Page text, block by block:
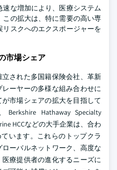
な増加により、医療システム
この拡大は、特に需要の高い専
スクへのエクスポージャーを
市場シェア
された多国籍保険会社、革新
ーヤーの多様な組み合わせに
市場シェアの拡大を目指して
Hathaway Specialty
HCCなどの大手企業は、合わ
います。これらのトップクラ
ーバルネットワーク、高度な
療提供者の進化するニーズに